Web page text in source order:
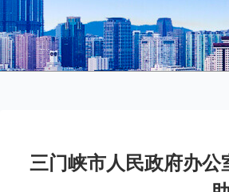
三门峡市人民政府办